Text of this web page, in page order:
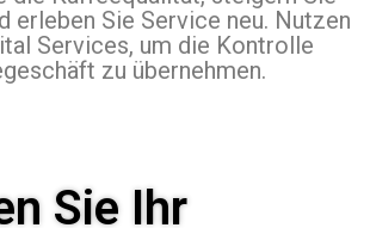
erleben Sie Service neu. Nutzen
Services, um die Kontrolle
zu übernehmen.
Sie Ihr